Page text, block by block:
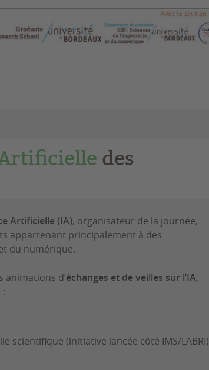
des
Artificielle (IA), organisateur de la journée,
appartenant principalement à des
du numérique.
animations d’échanges et de veilles sur l’IA,
:
scientifique (initiative lancée côté IMS/LABRI)